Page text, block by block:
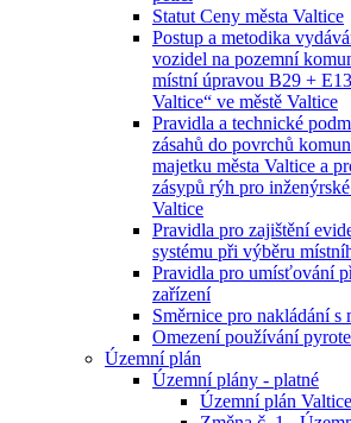
Statut Ceny města Valtice
Postup a metodika
vozidel na pozemní
místní úpravou B29 +
Valtice“ ve městě Valtice
Pravidla a technické
zásahů do povrchů
majetku města Valtice a
zásypů rýh pro
Valtice
Pravidla pro zajištění
systému při výběru
Pravidla pro umísťování
zařízení
Směrnice pro nakládání s
Omezení používání
Územní plán
Územní plány - platné
Územní plán Valtice